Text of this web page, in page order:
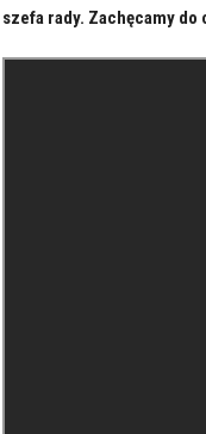
szefa rady. Zachęcamy